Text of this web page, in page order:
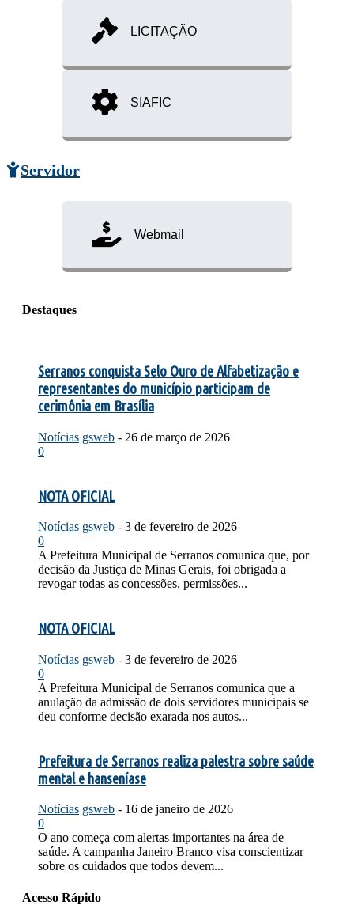
LICITAÇÃO
SIAFIC
Servidor
Webmail
Destaques
Serranos conquista Selo Ouro de Alfabetização e
representantes do município participam de
cerimônia em Brasília
Notícias gsweb - 26 de março de 2026
0
NOTA OFICIAL
Notícias gsweb - 3 de fevereiro de 2026
0
A Prefeitura Municipal de Serranos comunica que, por
decisão da Justiça de Minas Gerais, foi obrigada a
revogar todas as concessões, permissões...
NOTA OFICIAL
Notícias gsweb - 3 de fevereiro de 2026
0
A Prefeitura Municipal de Serranos comunica que a
anulação da admissão de dois servidores municipais se
deu conforme decisão exarada nos autos...
Prefeitura de Serranos realiza palestra sobre saúde
mental e hanseníase
Notícias gsweb - 16 de janeiro de 2026
0
O ano começa com alertas importantes na área de
saúde. A campanha Janeiro Branco visa conscientizar
sobre os cuidados que todos devem...
Acesso Rápido